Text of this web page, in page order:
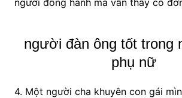
người đàn ông tốt trong
phụ nữ
4. Một người cha khuyên con gái